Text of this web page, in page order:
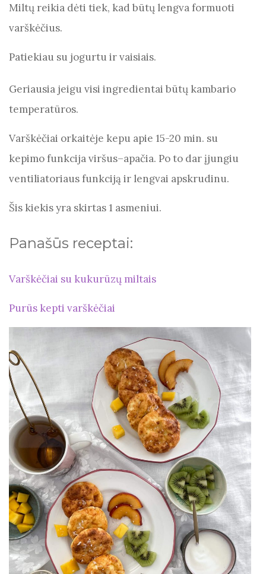
Miltų reikia dėti tiek, kad būtų lengva formuoti
varškėčius.
Patiekiau su jogurtu ir vaisiais.
Geriausia jeigu visi ingredientai būtų kambario
temperatūros.
Varškėčiai orkaitėje kepu apie 15-20 min. su
kepimo funkcija viršus–apačia. Po to dar įjungiu
ventiliatoriaus funkciją ir lengvai apskrudinu.
Šis kiekis yra skirtas 1 asmeniui.
Panašūs receptai:
Varškėčiai su kukurūzų miltais
Purūs kepti varškėčiai